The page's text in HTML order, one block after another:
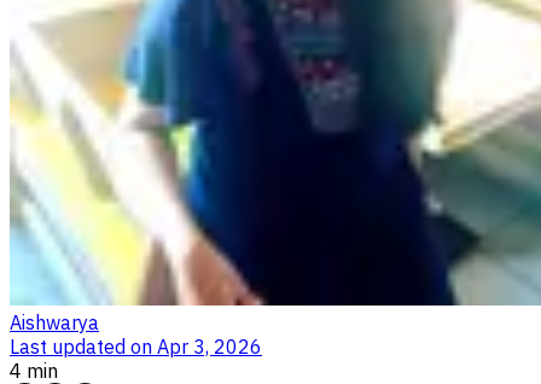
Aishwarya
Last updated on Apr 3, 2026
4 min